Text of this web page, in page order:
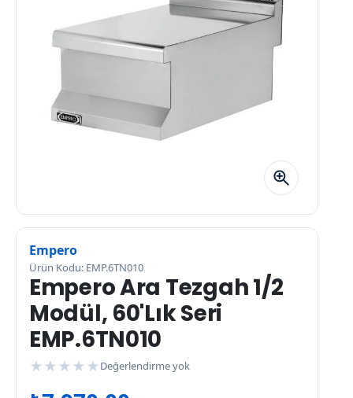
Empero
Ürün Kodu: EMP.6TN010
Empero Ara Tezgah 1/2
Modül, 60'Lık Seri
EMP.6TN010
★ ★ ★ ★ ★ Değerlendirme yok